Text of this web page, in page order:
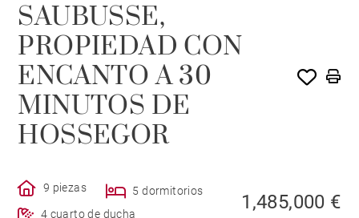
SAUBUSSE,
PROPIEDAD CON
ENCANTO A 30
MINUTOS DE
HOSSEGOR
9 piezas
5 dormitorios
4 cuarto de ducha
1,485,000 €